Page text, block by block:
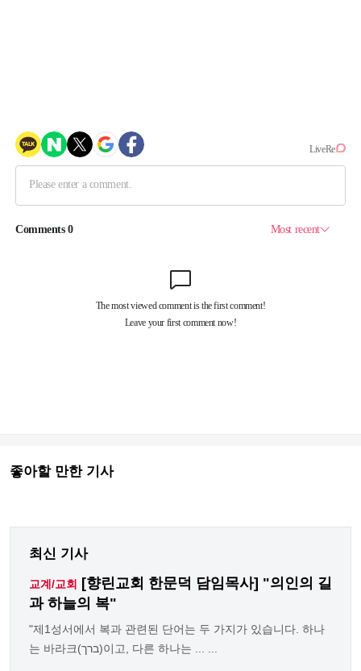
좋아할 만한 기사
최신 기사
교계/교회 [향린교회 한문덕 담임목사] "의인의 길
과 하늘의 복"
"제1성서에서 복과 관련된 단어는 두 가지가 있습니다. 하나
는 바라크(ברך)이고, 다른 하나는 ... ...